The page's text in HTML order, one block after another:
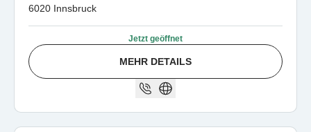
6020 Innsbruck
Jetzt geöffnet
MEHR DETAILS